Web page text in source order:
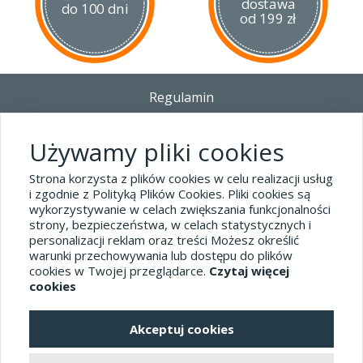
do 100 dni dostawa
od 199 zł
Regulamin
Polityka prywatności i pliki cookies
Blog
Dane kontaktowe
tel.32 445-74-07
sklep@hard-skin.pl
pełna wersja sklepu
Używamy pliki cookies
Strona korzysta z plików cookies w celu realizacji usług
i zgodnie z Polityką Plików Cookies. Pliki cookies są
wykorzystywanie w celach zwiększania funkcjonalności
strony, bezpieczeństwa, w celach statystycznych i
personalizacji reklam oraz treści Możesz określić
warunki przechowywania lub dostępu do plików
cookies w Twojej przeglądarce. Czytaj więcej
cookies
Akceptuj cookies